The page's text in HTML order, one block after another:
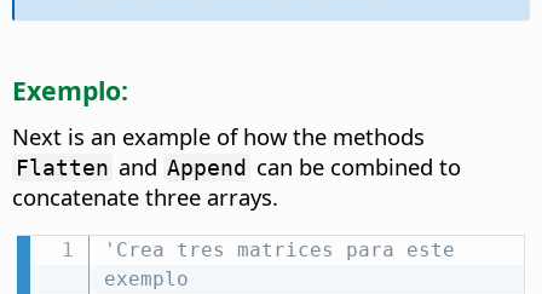
Exemplo:
Next is an example of how the methods
Flatten and Append can be combined to
concatenate three arrays.
'Crea tres matrices para este
exemplo